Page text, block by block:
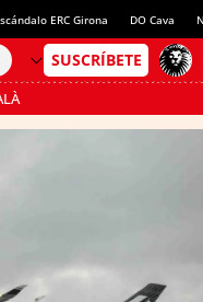
ERC Girona DO Cava